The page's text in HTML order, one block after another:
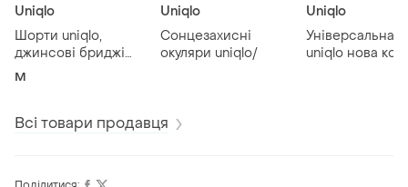
Uniqlo
Шорти uniqlo,
джинсові бриджі
р.28
M
Uniqlo
Сонцезахисні
окуляри uniqlo/
Uniqlo
Універсальна
uniqlo нова
Всі товари продавця